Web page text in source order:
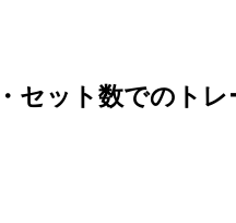
セット数でのト